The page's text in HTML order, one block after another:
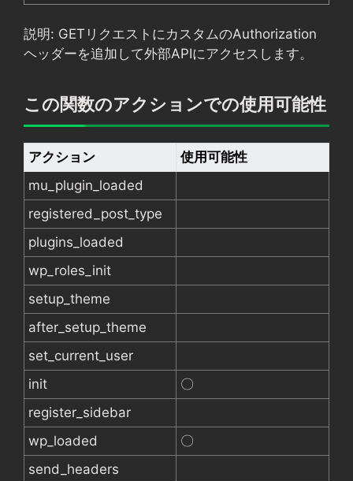
説明: GETリクエストにカスタムのAuthorization
ヘッダーを追加して外部APIにアクセスします。
この関数のアクションでの使用可能性
アクション
使用可能性
mu_plugin_loaded
registered_post_type
plugins_loaded
wp_roles_init
setup_theme
after_setup_theme
set_current_user
init
〇
register_sidebar
wp_loaded
〇
send_headers